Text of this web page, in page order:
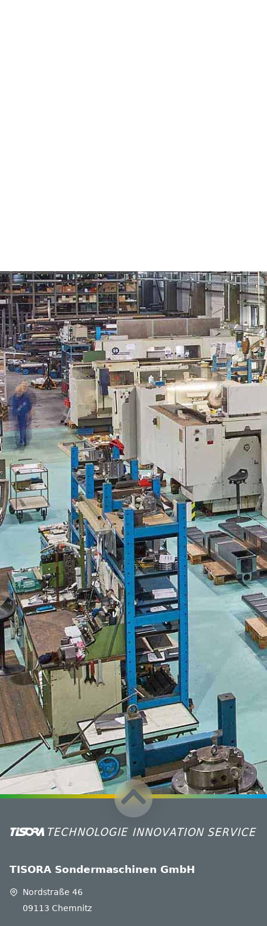
Wir freuen uns auf Ihre Anfrage!
Datei auswählen (nur pdf bis 2MB)
Ich habe die Hinweise zumDatenschutz
gelesen
und akzeptiere diese.
Ich bin kein Roboter
TISORA Sondermaschinen GmbH
Nordstraße 46
09113 Chemnitz